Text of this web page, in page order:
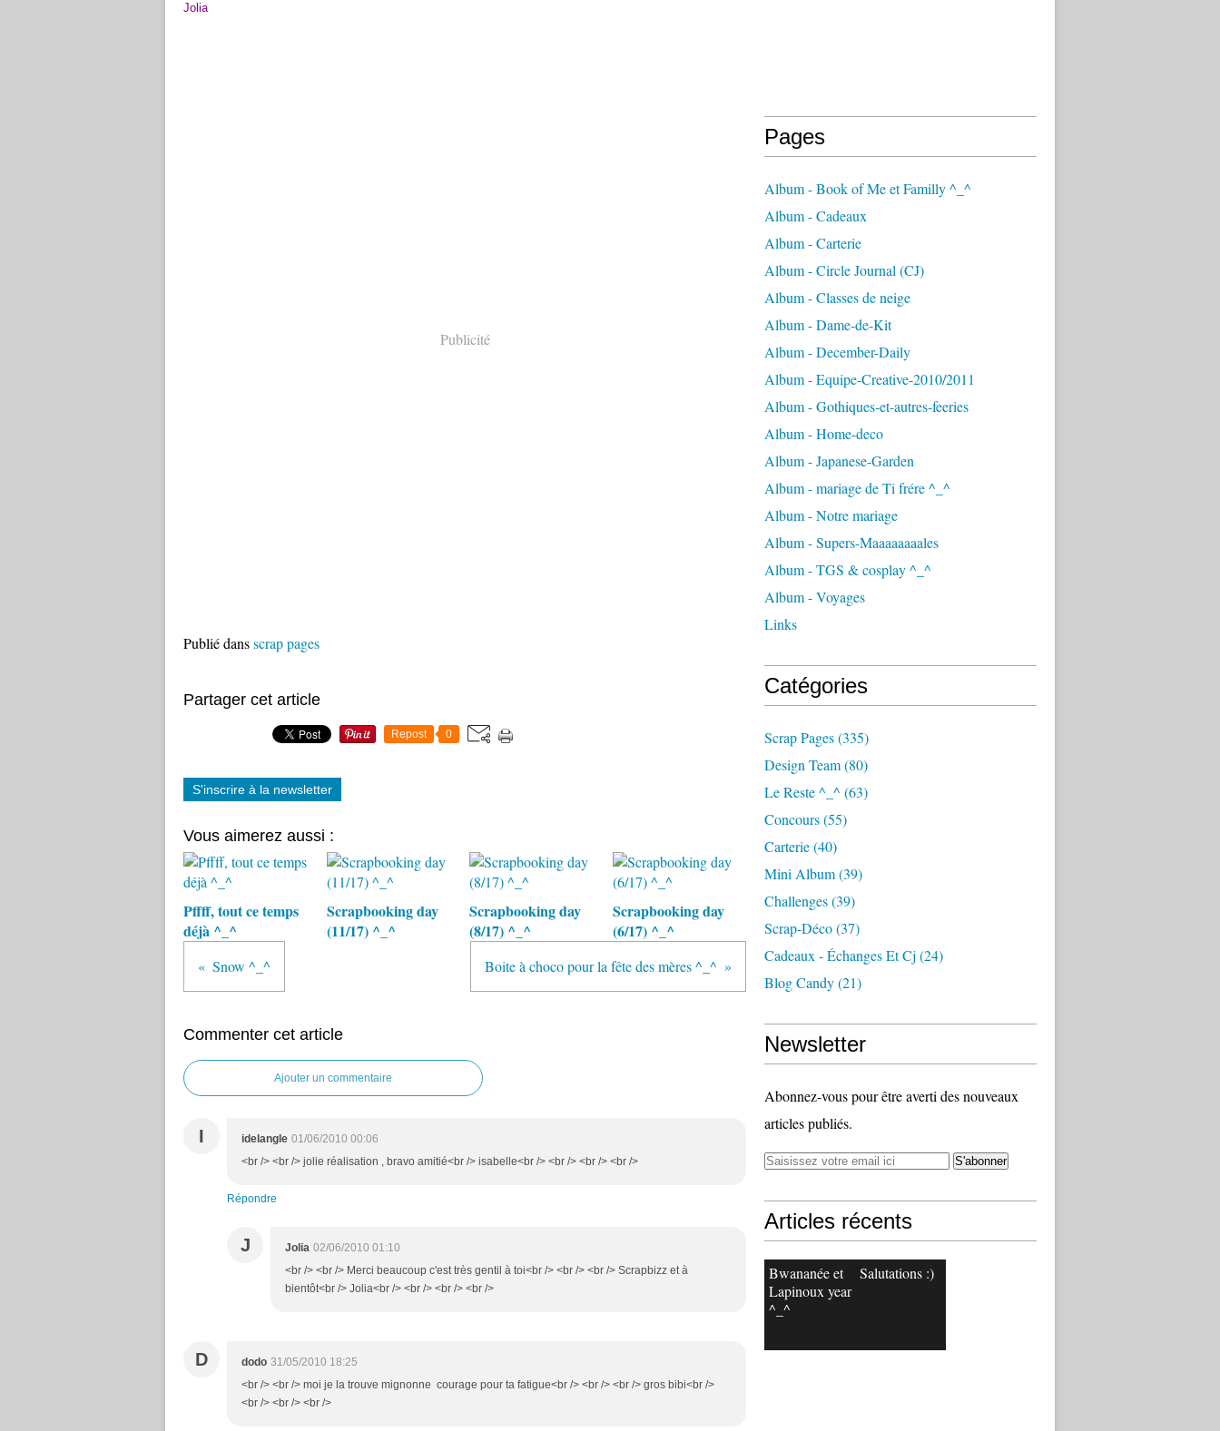
Jolia
Publicité
Publié dansscrap pages
Partager cet article
Repost 0
S'inscrire à la newsletter
Vous aimerez aussi :
Pffff, tout ce temps
déjà ^_^
Scrapbooking day
(11/17) ^_^
Scrapbooking day
(8/17) ^_^
Scrapbooking day
(6/17) ^_^
Snow ^_^ Boite à choco pour la fête des mères ^_^
Commenter cet article
Ajouter un commentaire
I idelangle 01/06/2010 00:06
<br /> <br /> jolie réalisation , bravo amitié<br /> isabelle<br /> <br /> <br /> <br />
Répondre
J Jolia 02/06/2010 01:10
<br /> <br /> Merci beaucoup c'est très gentil à toi<br /> <br /> <br /> Scrapbizz et à
bientôt<br /> Jolia<br /> <br /> <br /> <br />
D dodo 31/05/2010 18:25
<br /> <br /> moi je la trouve mignonne courage pour ta fatigue<br /> <br /> <br /> gros bibi<br />
<br /> <br /> <br />
Pages
Album - Book of Me et Familly ^_^
Album - Cadeaux
Album - Carterie
Album - Circle Journal (CJ)
Album - Classes de neige
Album - Dame-de-Kit
Album - December-Daily
Album - Equipe-Creative-2010/2011
Album - Gothiques-et-autres-feeries
Album - Home-deco
Album - Japanese-Garden
Album - mariage de Ti frére ^_^
Album - Notre mariage
Album - Supers-Maaaaaaaales
Album - TGS & cosplay ^_^
Album - Voyages
Links
Catégories
Scrap Pages(335)
Design Team(80)
Le Reste ^_^ (63)
Concours(55)
Carterie(40)
Mini Album(39)
Challenges(39)
Scrap-Déco(37)
Cadeaux - Échanges Et Cj (24)
Blog Candy(21)
Newsletter
Abonnez-vous pour être averti des nouveaux
articles publiés.
Articles récents
Bwananée et
Lapinoux year
^_^
Salutations :)